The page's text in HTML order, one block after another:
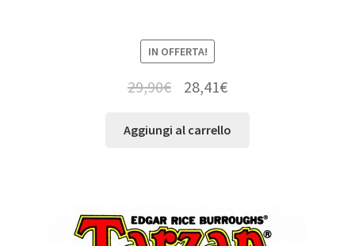
IN OFFERTA!
29,90€ 28,41€
Aggiungi al carrello